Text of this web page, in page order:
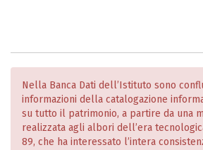
Nella Banca Dati dell’Istituto sono
informazioni della catalogazione
su tutto il patrimonio, a partire da una
realizzata agli albori dell’era
89, che ha interessato l’intera